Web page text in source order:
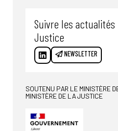
Suivre les
Justice
NEWSLETTER
SOUTENU PAR LE MINISTÈRE
MINISTÈRE DE LA JUSTICE